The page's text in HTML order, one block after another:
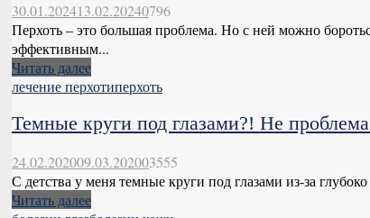
30.01.202413.02.20240796
Перхоть – это большая проблема. Но с ней можно
эффективным...
Читать далее
лечение перхотиперхоть
Темные круги под глазами?! Не
24.02.202009.03.202003555
С детства у меня темные круги под глазами из-за
Читать далее